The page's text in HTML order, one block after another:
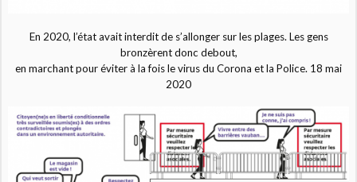
En 2020, l’état avait interdit de s’allonger sur les plages. Les gens
bronzèrent donc debout,
en marchant pour éviter à la fois le virus du Corona et la Police. 18 mai
2020